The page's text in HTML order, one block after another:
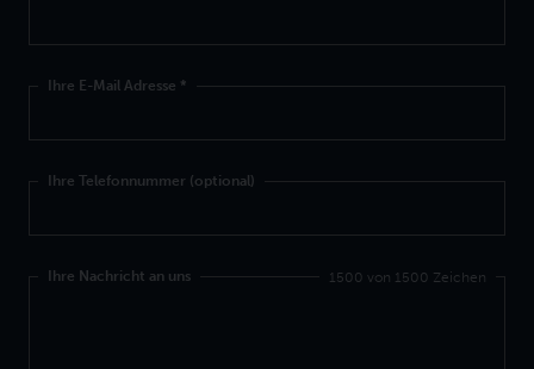
Ihre E-Mail Adresse *
Ihre Telefonnummer (optional)
Ihre Nachricht an uns 1500 von 1500 Zeichen